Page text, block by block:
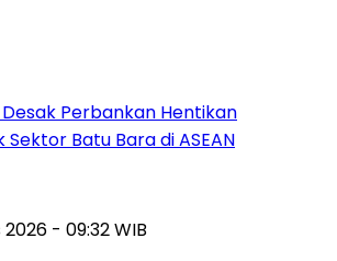
Perbankan Hentikan
Batu Bara di ASEAN
- 09:32 WIB